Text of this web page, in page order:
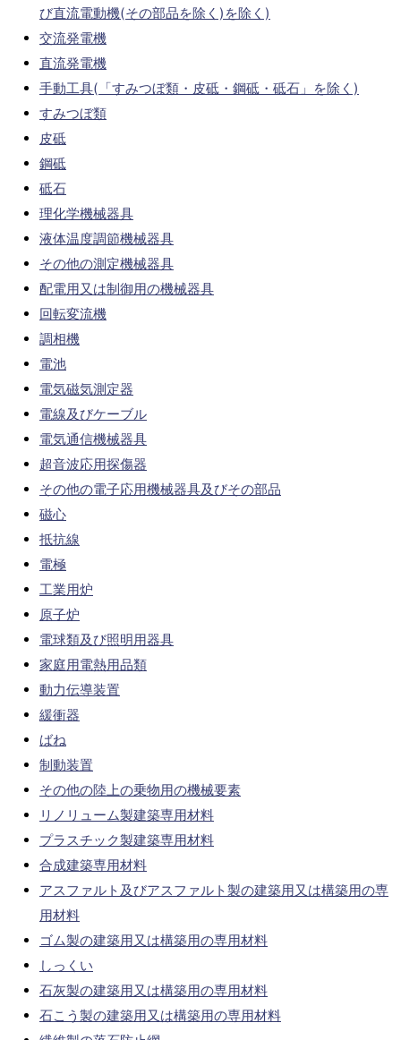
び直流電動機(その部品を除く)を除く)
交流発電機
直流発電機
手動工具(「すみつぼ類・皮砥・鋼砥・砥石」を除く)
すみつぼ類
皮砥
鋼砥
砥石
理化学機械器具
液体温度調節機械器具
その他の測定機械器具
配電用又は制御用の機械器具
回転変流機
調相機
電池
電気磁気測定器
電線及びケーブル
電気通信機械器具
超音波応用探傷器
その他の電子応用機械器具及びその部品
磁心
抵抗線
電極
工業用炉
原子炉
電球類及び照明用器具
家庭用電熱用品類
動力伝導装置
緩衝器
ばね
制動装置
その他の陸上の乗物用の機械要素
リノリューム製建築専用材料
プラスチック製建築専用材料
合成建築専用材料
アスファルト及びアスファルト製の建築用又は構築用の専
用材料
ゴム製の建築用又は構築用の専用材料
しっくい
石灰製の建築用又は構築用の専用材料
石こう製の建築用又は構築用の専用材料